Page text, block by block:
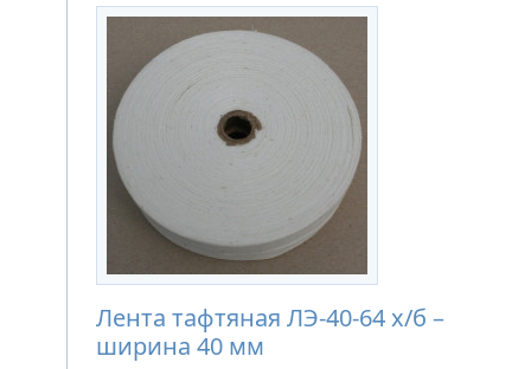
Лента тафтяная ЛЭ-40-64 х/б –
ширина 40 мм